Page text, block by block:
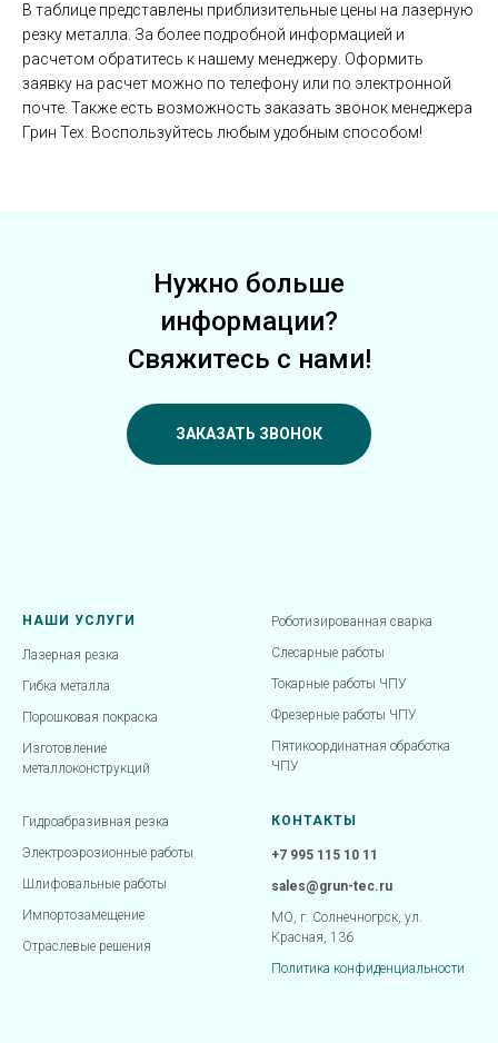
В таблице представлены приблизительные цены на лазерную
резку металла. За более подробной информацией и
расчетом обратитесь к нашему менеджеру. Оформить
заявку на расчет можно по телефону или по электронной
почте. Также есть возможность заказать звонок менеджера
Грин Тех. Воспользуйтесь любым удобным способом!
ЗАКАЗАТЬ ЗВОНОК
Нужно больше
информации?
Свяжитесь с нами!
НАШИ УСЛУГИ
Лазерная резка
Гибка металла
Порошковая покраска
Изготовление
металлоконструкций
Роботизированная сварка
Слесарные работы
Токарные работы ЧПУ
Фрезерные работы ЧПУ
Пятикоординатная обработка
ЧПУ
Гидроабразивная резка
Электроэрозионные работы
Шлифовальные работы
Импортозамещение
Отраслевые решения
КОНТАКТЫ
+7 995 115 10 11
sales@grun-tec.ru
МО, г. Солнечногрск, ул.
Красная, 136
Политика конфиденциальности